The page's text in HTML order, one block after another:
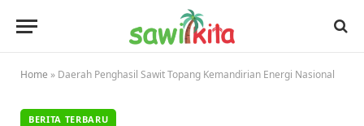
Home » Daerah Penghasil Sawit Topang Kemandirian Energi Nasional
BERITA TERBARU